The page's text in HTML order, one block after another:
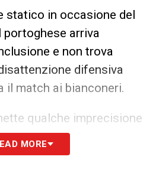
statico in occasione del
portoghese arriva
e non trova
difensiva
il match ai bianconeri.
qualche imprecisione
della partita, ma nel
solido all’interno della
MORE